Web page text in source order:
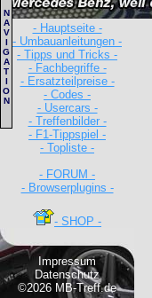
- Hauptseite -
- Umbauanleitungen -
- Tipps und Tricks -
- Fachbegriffe -
- Ersatzteilpreise -
- Codes -
- Usercars -
- Treffenbilder -
- F1-Tippspiel -
- Topliste -
- FORUM -
- Browserplugins -
- SHOP -
Impressum
Datenschutz
©2026 MB-Treff.de
N
A
V
I
G
A
T
I
O
N